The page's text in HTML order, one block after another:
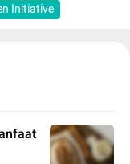
Initiative